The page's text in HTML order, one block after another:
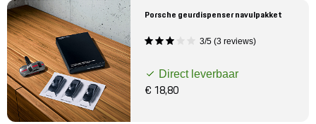
Porsche geurdispenser navulpakket
3/5 (3 reviews)
Direct leverbaar
€ 18,80